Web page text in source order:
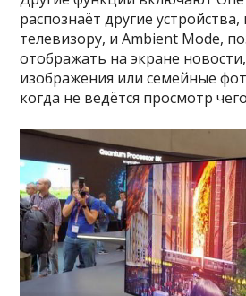
распознаёт другие
телевизору, и Ambient Mode,
отображать на экране
изображения или семейные
когда не ведётся просмотр